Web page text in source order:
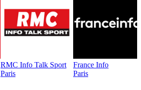
RMC Info Talk Sport
Paris
France Info
Paris